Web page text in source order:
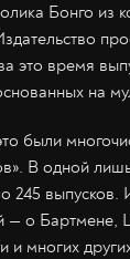
Бонго из
это время
на
были
В одной
245 выпусков.
— о Бартмене,
и многих